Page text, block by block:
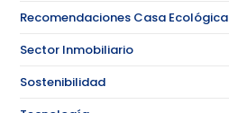
Recomendaciones Casa Ecológica
Sector Inmobiliario
Sostenibilidad